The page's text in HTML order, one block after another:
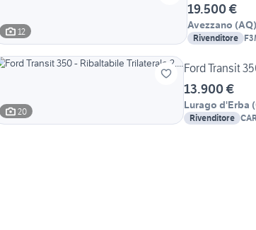
12
19.500 €
Avezzano (AQ)
Rivenditore
20
Ford Transit
13.900 €
Lurago d'Erba (
Rivenditore